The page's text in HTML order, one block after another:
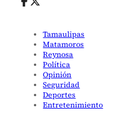
Tamaulipas
Matamoros
Reynosa
Política
Opinión
Seguridad
Deportes
Entretenimiento